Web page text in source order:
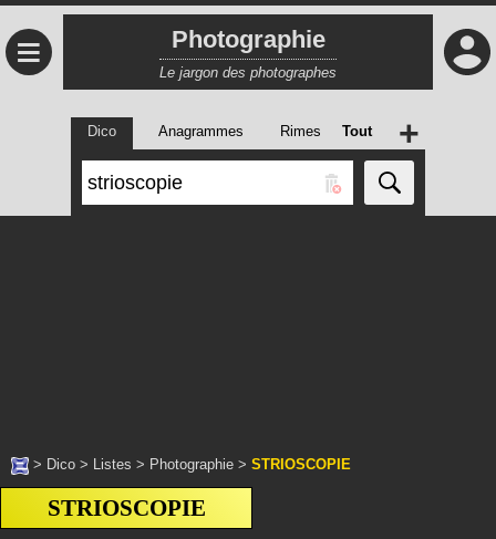
≡ Photographie
Le jargon des photographes
Dico Anagrammes Rimes Tout +
> Dico > Listes > Photographie > STRIOSCOPIE
STRIOSCOPIE